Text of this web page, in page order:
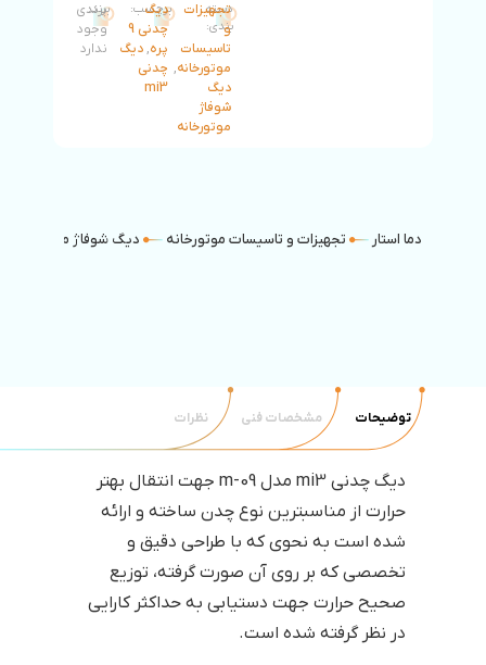
دسته
بندی:
تجهیزات
و
تاسیسات
موتورخانه,
دیگ
شوفاژ
موتورخانه
برچسب:
دیگ
چدنی 9
پره, دیگ
چدنی
mi3
برند:
برندی
وجود
ندارد
دما استار تجهیزات و تاسیسات موتورخانه دیگ شوفاژ موتورخانه
توضیحات مشخصات فنی نظرات
دیگ چدنی mi3 مدل m-09 جهت انتقال بهتر
حرارت از مناسبترین نوع چدن ساخته و ارائه
شده است به نحوی که با طراحی دقیق و
تخصصی که بر روی آن صورت گرفته، توزیع
صحیح حرارت جهت دستیابی به حداکثر کارایی
در نظر گرفته شده است.